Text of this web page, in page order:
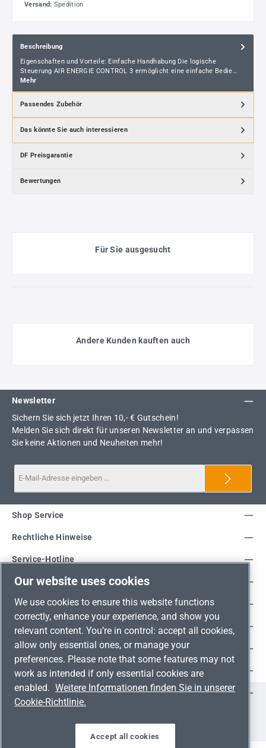
Versand: Spedition
Beschreibung
Eigenschaften und Vorteile: Einfache Handhabung Die logische
Steuerung AIR ENERGIE CONTROL 3 ermöglicht eine einfache Bedie…
Mehr
Passendes Zubehör
Das könnte Sie auch interessieren
DF Preisgarantie
Bewertungen
Für Sie ausgesucht
Andere Kunden kauften auch
Newsletter
Sichern Sie sich jetzt Ihren 10,- € Gutschein!
Melden Sie sich direkt für unseren Newsletter an und verpassen
Sie keine Aktionen und Neuheiten mehr!
Service-Hotline
Shop Service
Rechtliche Hinweise
Unsere Vorteile
Versandarten
Zahlungsarten
Adresse
Umweltschutz & Partnerschaft
Jetzt auf Social Media folgen!
FacebookInstagramYouTubeLinkedIn
Our website uses cookies
We use cookies to ensure this website functions
correctly, enhance your experience, and show you
relevant content. You’re in control: accept all cookies,
allow only essential ones, or manage your
preferences. Please note that some features may not
work as intended if only essential cookies are
enabled. Weitere Informationen finden Sie in unserer
Cookie-Richtlinie.
Accept all cookies